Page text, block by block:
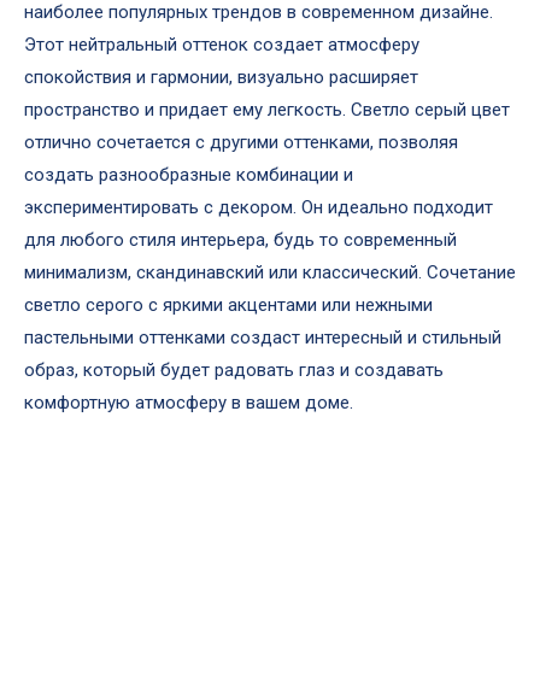
наиболее популярных трендов в современном дизайне.
Этот нейтральный оттенок создает атмосферу
спокойствия и гармонии, визуально расширяет
пространство и придает ему легкость. Светло серый цвет
отлично сочетается с другими оттенками, позволяя
создать разнообразные комбинации и
экспериментировать с декором. Он идеально подходит
для любого стиля интерьера, будь то современный
минимализм, скандинавский или классический. Сочетание
светло серого с яркими акцентами или нежными
пастельными оттенками создаст интересный и стильный
образ, который будет радовать глаз и создавать
комфортную атмосферу в вашем доме.